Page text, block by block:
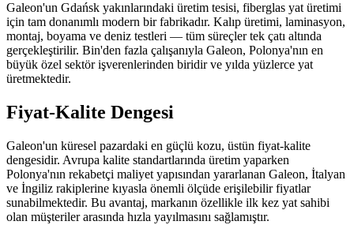
Galeon'un Gdańsk yakınlarındaki üretim tesisi, fiberglas yat üretimi
için tam donanımlı modern bir fabrikadır. Kalıp üretimi, laminasyon,
montaj, boyama ve deniz testleri — tüm süreçler tek çatı altında
gerçekleştirilir. Bin'den fazla çalışanıyla Galeon, Polonya'nın en
büyük özel sektör işverenlerinden biridir ve yılda yüzlerce yat
üretmektedir.
Fiyat-Kalite Dengesi
Galeon'un küresel pazardaki en güçlü kozu, üstün fiyat-kalite
dengesidir. Avrupa kalite standartlarında üretim yaparken
Polonya'nın rekabetçi maliyet yapısından yararlanan Galeon, İtalyan
ve İngiliz rakiplerine kıyasla önemli ölçüde erişilebilir fiyatlar
sunabilmektedir. Bu avantaj, markanın özellikle ilk kez yat sahibi
olan müşteriler arasında hızla yayılmasını sağlamıştır.